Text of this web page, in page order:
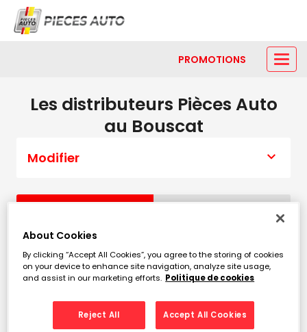
PROMOTIONS
Les distributeurs Pièces Auto
au Bouscat
Modifier
1 ADE CHAMARTY
6 Avenue Grande Semaine
33700 MERIGNAC
Fermé aujourd'hui
About Cookies
By clicking “Accept All Cookies”, you agree to the storing of cookies
on your device to enhance site navigation, analyze site usage,
and assist in our marketing efforts. Politique de cookies
Reject All Accept All Cookies